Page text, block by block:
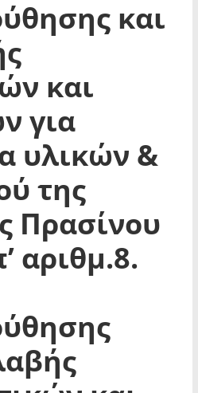
και
και
για
υλικών &
της
Πρασίνου
αριθμ.8.